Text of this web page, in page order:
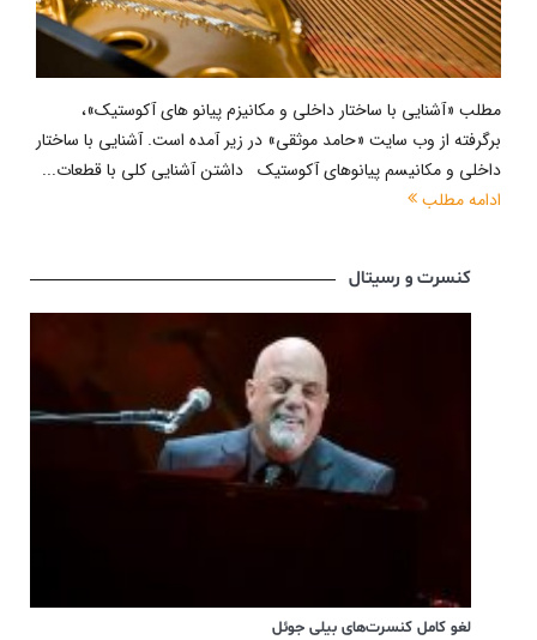
مطلب «آشنایی با ساختار داخلی و مکانیزم پیانو های آکوستیک»،
برگرفته از وب سایت «حامد موثقی» در زیر آمده است. آشنایی با ساختار
داخلی و مکانیسم پیانوهای آکوستیک داشتن آشنایی کلی با قطعات...
ادامه مطلب
کنسرت و رسیتال
لغو کامل کنسرت‌های بیلی جوئل